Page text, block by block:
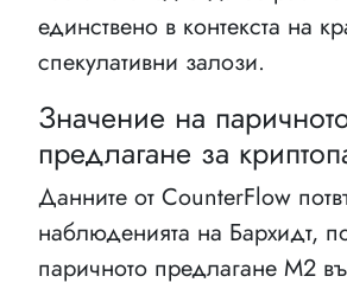
единствено в контекста на
спекулативни залози.
Значение на
предлагане за
Данните от CounterFlow
наблюденията на Бархидт,
паричното предлагане М2